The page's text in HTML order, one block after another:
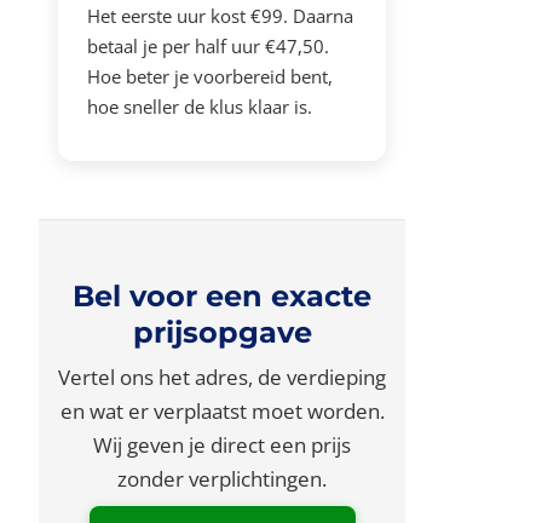
Het eerste uur kost €99. Daarna
betaal je per half uur €47,50.
Hoe beter je voorbereid bent,
hoe sneller de klus klaar is.
Bel voor een exacte
prijsopgave
Vertel ons het adres, de verdieping
en wat er verplaatst moet worden.
Wij geven je direct een prijs
zonder verplichtingen.